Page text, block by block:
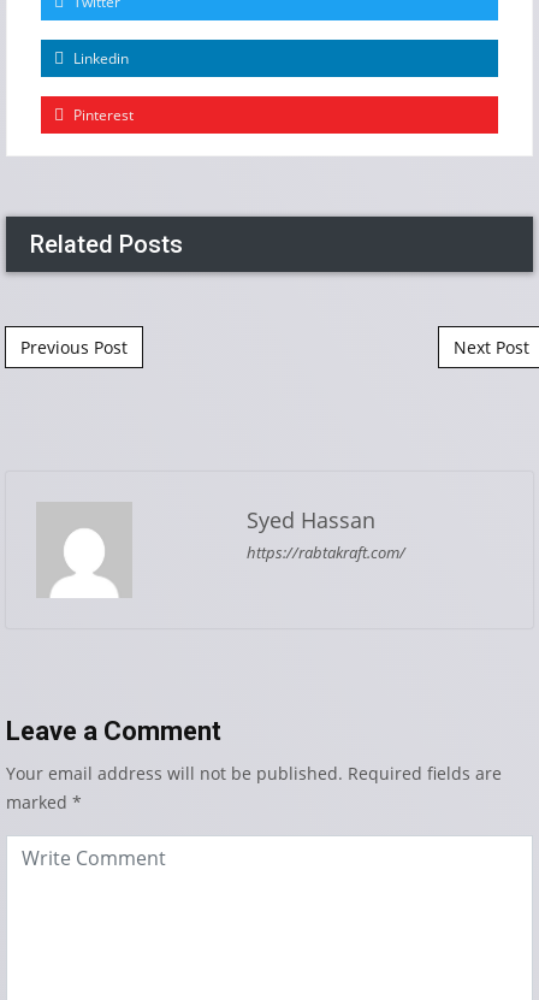
Linkedin
Pinterest
Related Posts
Post navigation
Previous Post Next Post
Syed Hassan
https://rabtakraft.com/
Leave a Comment
Your email address will not be published. Required fields are
marked *